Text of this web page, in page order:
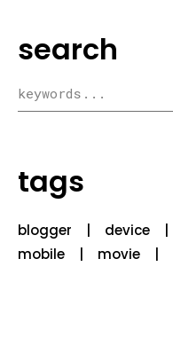
search
tags
blogger device
mobile
movie